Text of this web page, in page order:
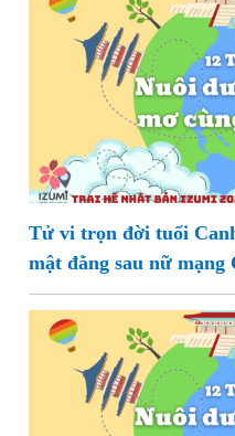
Tử vi trọn đời tuổi
mật đằng sau nữ mạng